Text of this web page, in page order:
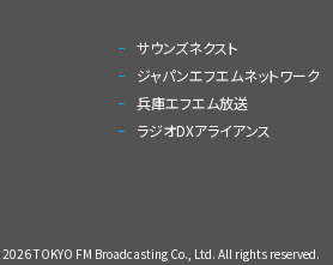
サウンズネクスト
ジャパンエフエムネットワーク
兵庫エフエム放送
ラジオDXアライアンス
2026 TOKYO FM Broadcasting Co., Ltd. All rights reserved.